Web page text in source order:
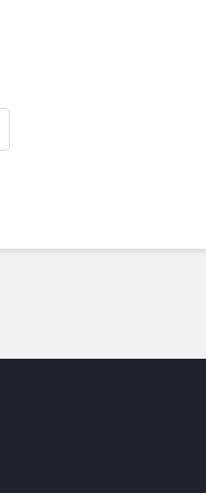
La UNAM y la ciudad